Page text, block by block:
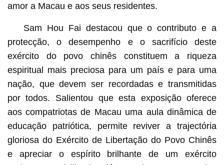
amor a Macau e aos seus residentes.
Sam Hou Fai destacou que o contributo e a
protecção, o desempenho e o sacrifício deste
exército do povo chinês constituem a riqueza
espiritual mais preciosa para um país e para uma
nação, que devem ser recordadas e transmitidas
por todos. Salientou que esta exposição oferece
aos compatriotas de Macau uma aula dinâmica de
educação patriótica, permite reviver a trajectória
gloriosa do Exército de Libertação do Povo Chinês
e apreciar o espírito brilhante de um exército